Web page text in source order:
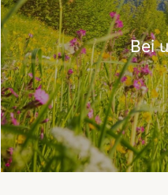
Bei